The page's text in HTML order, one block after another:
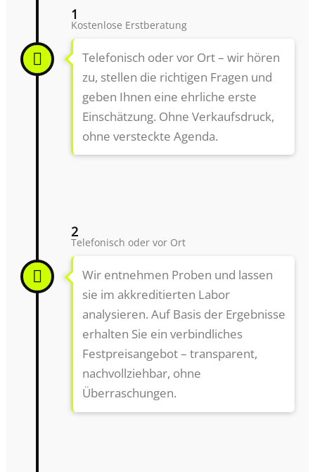
1
Kostenlose Erstberatung
Telefonisch oder vor Ort – wir hören
zu, stellen die richtigen Fragen und
geben Ihnen eine ehrliche erste
Einschätzung. Ohne Verkaufsdruck,
ohne versteckte Agenda.
2
Telefonisch oder vor Ort
Wir entnehmen Proben und lassen
sie im akkreditierten Labor
analysieren. Auf Basis der Ergebnisse
erhalten Sie ein verbindliches
Festpreisangebot – transparent,
nachvollziehbar, ohne
Überraschungen.